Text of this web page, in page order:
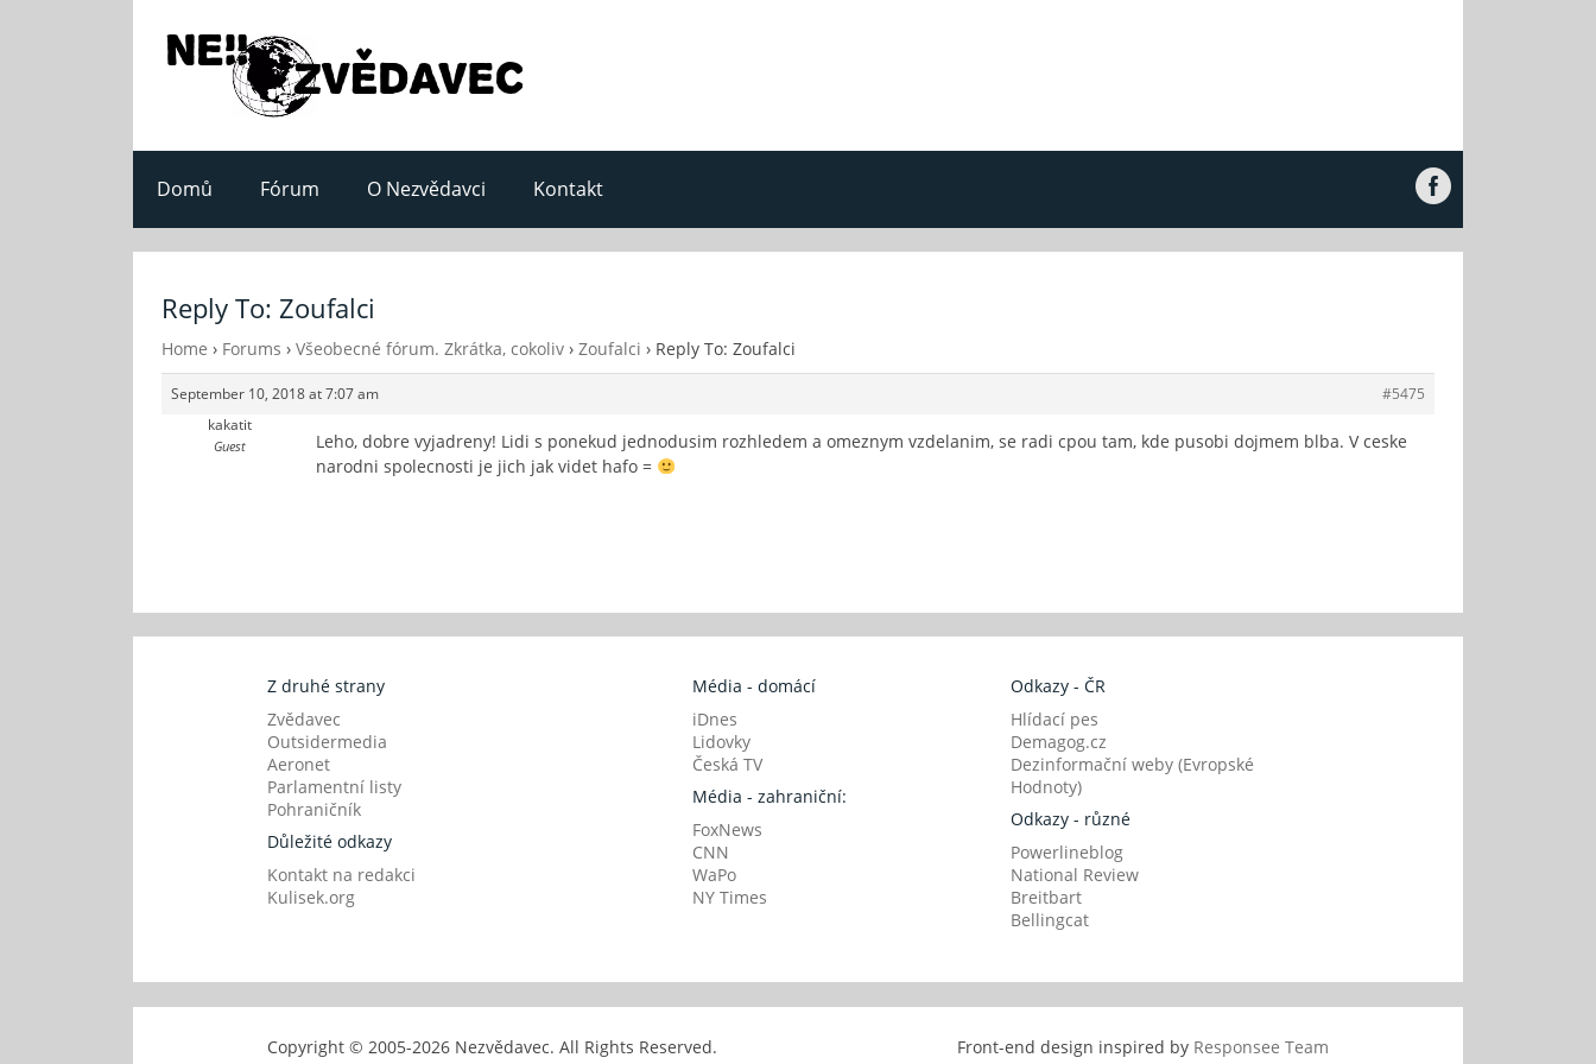
Domů Fórum O Nezvědavci Kontakt
Reply To: Zoufalci
Home › Forums › Všeobecné fórum. Zkrátka, cokoliv › Zoufalci › Reply To: Zoufalci
September 10, 2018 at 7:07 am
#5475
kakatit
Guest
Leho, dobre vyjadreny! Lidi s ponekud jednodusim rozhledem a omeznym vzdelanim, se radi cpou tam, kde pusobi dojmem blba. V ceske
narodni spolecnosti je jich jak videt hafo =
Z druhé strany
Zvědavec
Outsidermedia
Aeronet
Parlamentní listy
Pohraničník
Důležité odkazy
Kontakt na redakci
Kulisek.org
Média - domácí
iDnes
Lidovky
Česká TV
Média - zahraniční:
FoxNews
CNN
WaPo
NY Times
Odkazy - ČR
Hlídací pes
Demagog.cz
Dezinformační weby (Evropské
Hodnoty)
Odkazy - různé
Powerlineblog
National Review
Breitbart
Bellingcat
Copyright © 2005-2026 Nezvědavec. All Rights Reserved. Front-end design inspired by Responsee Team